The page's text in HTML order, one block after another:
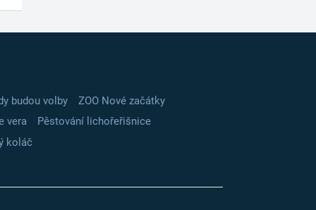
budou volby
ZOO Nové začátky
vera
Pěstování lichořeřišnice
koláč